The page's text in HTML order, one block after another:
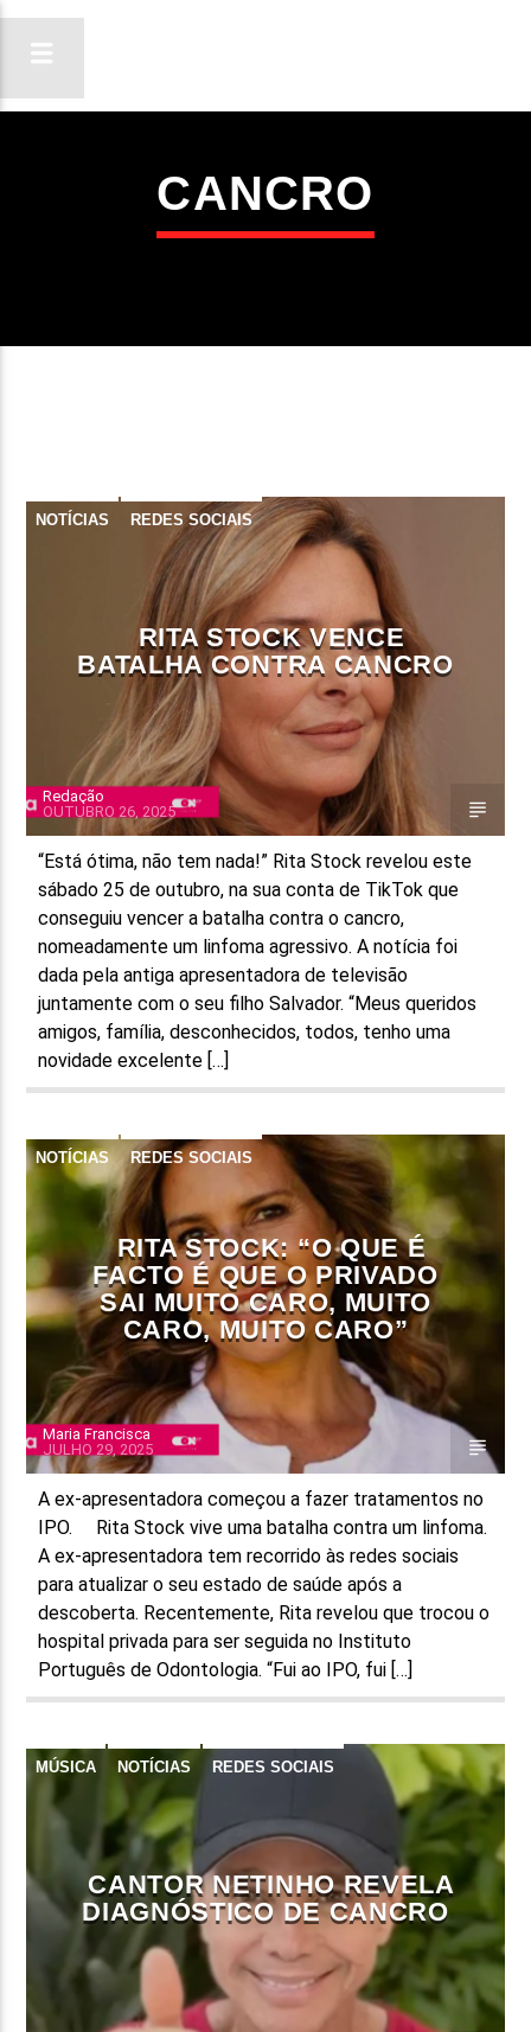
ON FM
LIGA-TE
ON FM
CANCRO
NOTÍCIAS REDES SOCIAIS
RITA STOCK VENCE
BATALHA CONTRA CANCRO
Redação
OUTUBRO 26, 2025
“Está ótima, não tem nada!” Rita Stock revelou este
sábado 25 de outubro, na sua conta de TikTok que
conseguiu vencer a batalha contra o cancro,
nomeadamente um linfoma agressivo. A notícia foi
dada pela antiga apresentadora de televisão
juntamente com o seu filho Salvador. “Meus queridos
amigos, família, desconhecidos, todos, tenho uma
novidade excelente […]
NOTÍCIAS REDES SOCIAIS
RITA STOCK: “O QUE É
FACTO É QUE O PRIVADO
SAI MUITO CARO, MUITO
CARO, MUITO CARO”
Maria Francisca
JULHO 29, 2025
A ex-apresentadora começou a fazer tratamentos no
IPO. Rita Stock vive uma batalha contra um linfoma.
A ex-apresentadora tem recorrido às redes sociais
para atualizar o seu estado de saúde após a
descoberta. Recentemente, Rita revelou que trocou o
hospital privada para ser seguida no Instituto
Português de Odontologia. “Fui ao IPO, fui […]
MÚSICA NOTÍCIAS REDES SOCIAIS
CANTOR NETINHO REVELA
DIAGNÓSTICO DE CANCRO